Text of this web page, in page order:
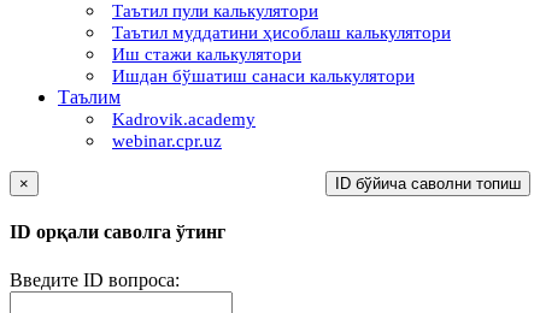
Таътил пули калькулятори
Таътил муддатини ҳисоблаш калькулятори
Иш стажи калькулятори
Ишдан бўшатиш санаси калькулятори
Таълим
Kadrovik.academy
webinar.cpr.uz
ID бўйича саволни топиш
×
ID орқали саволга ўтинг
Введите ID вопроса: